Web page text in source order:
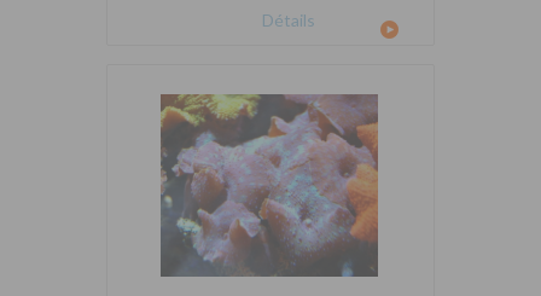
Détails